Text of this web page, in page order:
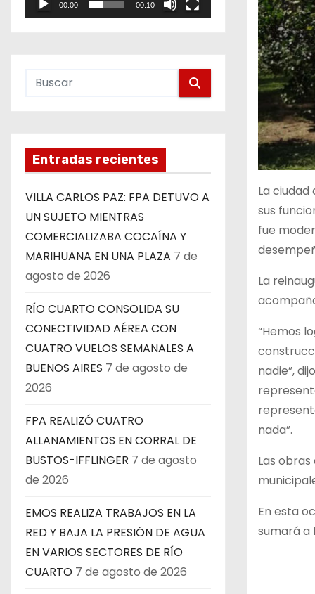
00:00 00:10
Entradas recientes
VILLA CARLOS PAZ: FPA DETUVO A
UN SUJETO MIENTRAS
COMERCIALIZABA COCAÍNA Y
MARIHUANA EN UNA PLAZA 7 de
agosto de 2026
RÍO CUARTO CONSOLIDA SU
CONECTIVIDAD AÉREA CON
CUATRO VUELOS SEMANALES A
BUENOS AIRES 7 de agosto de
2026
FPA REALIZÓ CUATRO
ALLANAMIENTOS EN CORRAL DE
BUSTOS-IFFLINGER 7 de agosto
de 2026
EMOS REALIZA TRABAJOS EN LA
RED Y BAJA LA PRESIÓN DE AGUA
EN VARIOS SECTORES DE RÍO
CUARTO 7 de agosto de 2026
La
sus
fue
La
“Hemos
nadie”,
nada”.
Las
En esta
sumará a